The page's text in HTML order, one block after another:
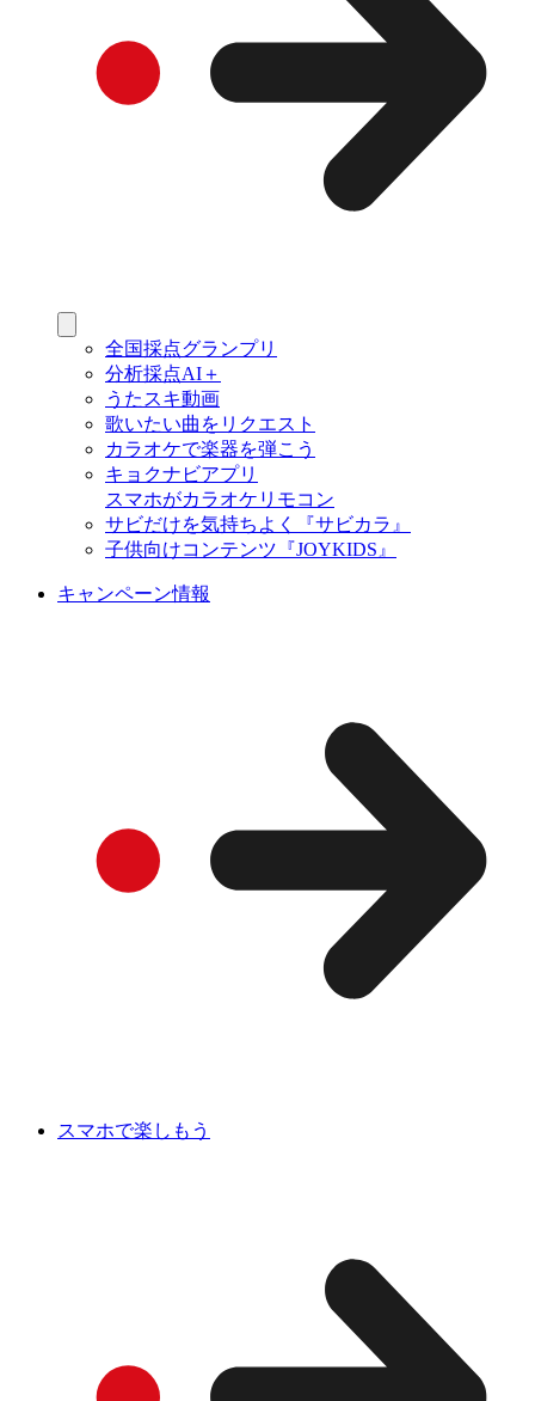
全国採点グランプリ
分析採点AI＋
うたスキ動画
歌いたい曲をリクエスト
カラオケで楽器を弾こう
キョクナビアプリ
スマホがカラオケリモコン
サビだけを気持ちよく『サビカラ』
子供向けコンテンツ『JOYKIDS』
キャンペーン情報
スマホで楽しもう